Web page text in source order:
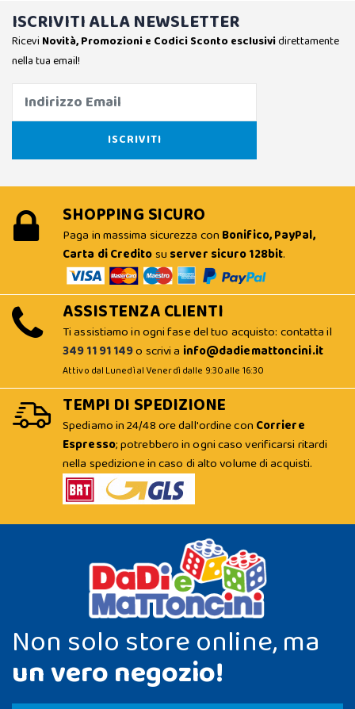
ISCRIVITI ALLA NEWSLETTER
Ricevi Novità, Promozioni e Codici Sconto esclusividirettamente
nella tua email!
SHOPPING SICURO
Paga in massima sicurezza con Bonifico, PayPal,
Carta di Creditosu server sicuro 128bit.
ASSISTENZA CLIENTI
Ti assistiamo in ogni fase del tuo acquisto: contatta il
349 11 91 149o scrivi a info@dadiemattoncini.it
Attivo dal Lunedì al Venerdì dalle 9:30 alle 16:30
TEMPI DI SPEDIZIONE
Spediamo in 24/48 ore dall'ordine con Corriere
Espresso; potrebbero in ogni caso verificarsi ritardi
nella spedizione in caso di alto volume di acquisti.
Non solo store online, ma
un vero negozio!